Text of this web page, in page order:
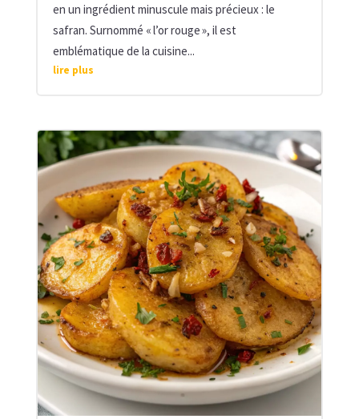
en un ingrédient minuscule mais précieux : le
safran. Surnommé « l’or rouge », il est
emblématique de la cuisine...
lire plus